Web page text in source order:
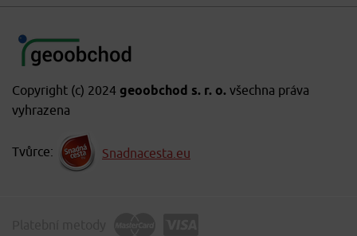
Copyright (c) 2024 geoobchod s. r. o. všechna práva
vyhrazena
Tvůrce: Snadnacesta.eu